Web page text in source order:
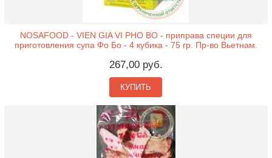
NOSAFOOD - VIEN GIA VI PHO BO - приправа специи для
приготовления супа Фо Бо - 4 кубика - 75 гр. Пр-во Вьетнам.
267,00 руб.
КУПИТЬ